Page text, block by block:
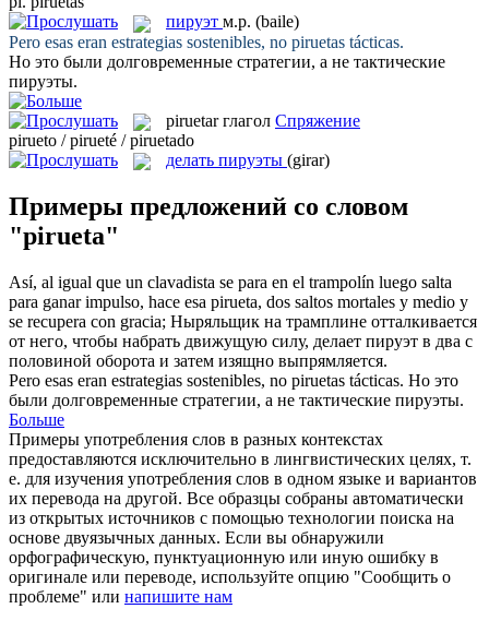
пируэт м.р. (baile)
Pero esas eran estrategias sostenibles, no piruetas tácticas.
Но это были долговременные стратегии, а не тактические
пируэты.
piruetar глагол Спряжение
pirueto / pirueté / piruetado
делать пируэты (girar)
Примеры предложений со словом
"pirueta"
Así, al igual que un clavadista se para en el trampolín luego salta
para ganar impulso, hace esa pirueta, dos saltos mortales y medio y
se recupera con gracia; Ныряльщик на трамплине отталкивается
от него, чтобы набрать движущую силу, делает пируэт в два с
половиной оборота и затем изящно выпрямляется.
Pero esas eran estrategias sostenibles, no piruetas tácticas. Но это
были долговременные стратегии, а не тактические пируэты.
Больше
Примеры употребления слов в разных контекстах
предоставляются исключительно в лингвистических целях, т.
е. для изучения употребления слов в одном языке и вариантов
их перевода на другой. Все образцы собраны автоматически
из открытых источников с помощью технологии поиска на
основе двуязычных данных. Если вы обнаружили
орфографическую, пунктуационную или иную ошибку в
оригинале или переводе, используйте опцию "Сообщить о
проблеме" или напишите нам